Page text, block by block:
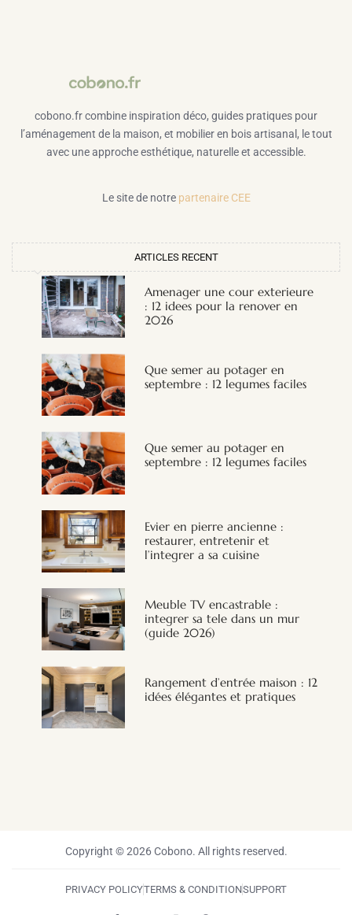
cobono.fr combine inspiration déco, guides pratiques pour
l’aménagement de la maison, et mobilier en bois artisanal, le tout
avec une approche esthétique, naturelle et accessible.
Le site de notre partenaire CEE
ARTICLES RECENT
Amenager une cour exterieure
: 12 idees pour la renover en
2026
Que semer au potager en
septembre : 12 legumes faciles
Que semer au potager en
septembre : 12 legumes faciles
Evier en pierre ancienne :
restaurer, entretenir et
l’integrer a sa cuisine
Meuble TV encastrable :
integrer sa tele dans un mur
(guide 2026)
Rangement d’entrée maison : 12
idées élégantes et pratiques
Copyright © 2026 Cobono. All rights reserved.
PRIVACY POLICYTERMS & CONDITIONSUPPORT